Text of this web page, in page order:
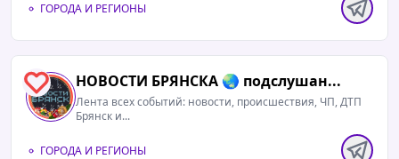
ГОРОДА И РЕГИОНЫ
1 НОВОСТИ БРЯНСКА 🌏 подслушан...
Лента всех событий: новости, происшествия, ЧП, ДТП
Брянск и...
ГОРОДА И РЕГИОНЫ